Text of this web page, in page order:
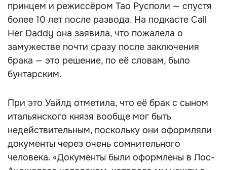
принцем и режиссёром Тао Русполи — спустя
более 10 лет после развода. На подкасте Call
Her Daddy она заявила, что пожалела о
замужестве почти сразу после заключения
брака — это решение, по её словам, было
бунтарским.
При это Уайлд отметила, что её брак с сыном
итальянского князя вообще мог быть
недействительным, поскольку они оформляли
документы через очень сомнительного
человека. «Документы были оформлены в Лос-